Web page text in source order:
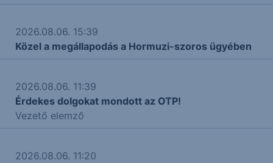
2026.08.06. 15:39
Közel a megállapodás a Hormuzi-szoros ügyében
2026.08.06. 11:39
Érdekes dolgokat mondott az OTP!
Vezető elemző
2026.08.06. 11:20